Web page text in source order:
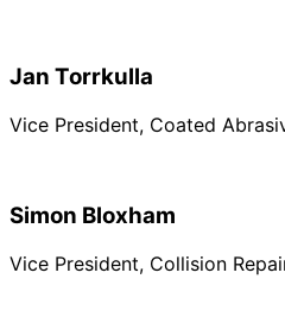
Jan Torrkulla
Vice President, Coated
Simon Bloxham
Vice President, Collision